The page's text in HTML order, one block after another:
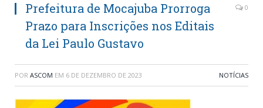
Prefeitura de Mocajuba Prorroga
Prazo para Inscrições nos Editais
da Lei Paulo Gustavo
0
POR ASCOM EM 6 DE DEZEMBRO DE 2023 NOTÍCIAS